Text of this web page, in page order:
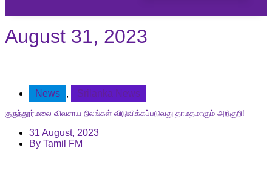
August 31, 2023
News , Srilanka News
குருந்தூர்மலை விவசாய நிலங்கள் விடுவிக்கப்படுவது தாமதமாகும் அறிகுறி!
31 August, 2023
By Tamil FM